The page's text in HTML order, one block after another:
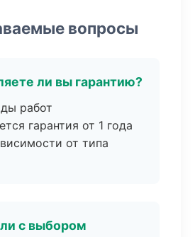
вопросы
ли вы гарантию?
работ
гарантия от 1 года
от типа
с выбором